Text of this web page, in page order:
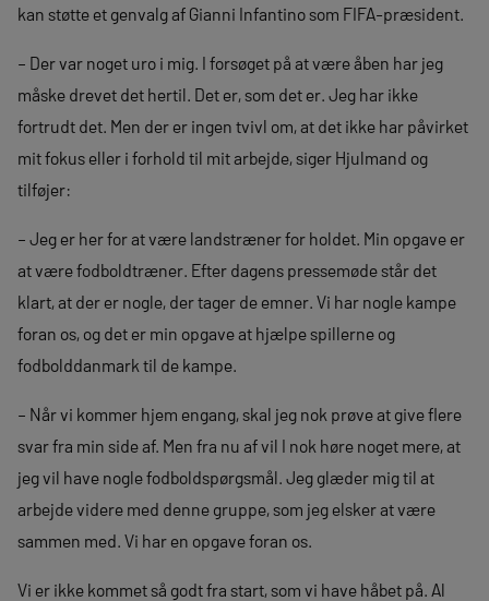
kan støtte et genvalg af Gianni Infantino som FIFA-præsident.
– Der var noget uro i mig. I forsøget på at være åben har jeg
måske drevet det hertil. Det er, som det er. Jeg har ikke
fortrudt det. Men der er ingen tvivl om, at det ikke har påvirket
mit fokus eller i forhold til mit arbejde, siger Hjulmand og
tilføjer:
– Jeg er her for at være landstræner for holdet. Min opgave er
at være fodboldtræner. Efter dagens pressemøde står det
klart, at der er nogle, der tager de emner. Vi har nogle kampe
foran os, og det er min opgave at hjælpe spillerne og
fodbolddanmark til de kampe.
– Når vi kommer hjem engang, skal jeg nok prøve at give flere
svar fra min side af. Men fra nu af vil I nok høre noget mere, at
jeg vil have nogle fodboldspørgsmål. Jeg glæder mig til at
arbejde videre med denne gruppe, som jeg elsker at være
sammen med. Vi har en opgave foran os.
Vi er ikke kommet så godt fra start, som vi have håbet på. Al